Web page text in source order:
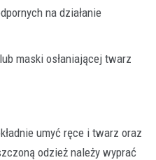
na działanie
maski osłaniającej twarz
umyć ręce i twarz oraz
odzież należy wyprać